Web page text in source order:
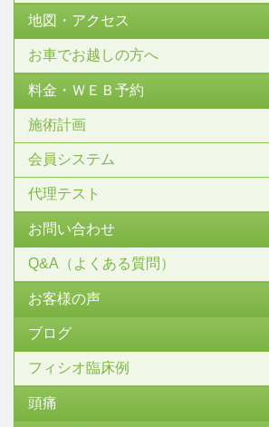
地図・アクセス
お車でお越しの方へ
料金・ＷＥＢ予約
施術計画
会員システム
代理テスト
お問い合わせ
Q&A（よくある質問）
お客様の声
ブログ
フィシオ臨床例
頭痛